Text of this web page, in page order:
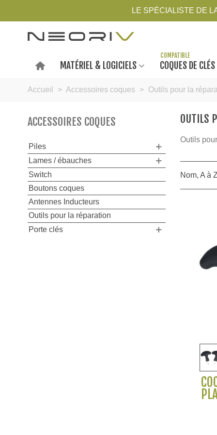
LE SPÉCIALISTE DE
MATÉRIEL & LOGICIELS COQUES DE CLÉS
Accueil > Accessoires coques > Outils pour la
ACCESSOIRES COQUES
Piles
Lames / ébauches
Switch
Boutons coques
Antennes Inducteurs
Outils pour la réparation
Porte clés
OUTILS
Outils
Nom, A à